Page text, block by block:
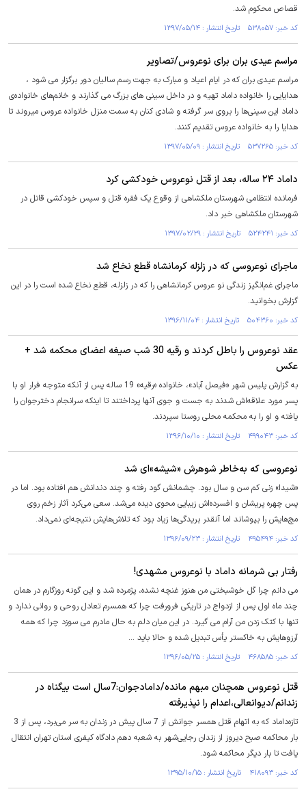
قصاص محکوم شد.
کد خبر: ۵۳۸۰۵۷ تاریخ انتشار : ۱۳۹۷/۰۵/۱۴
مراسم عیدی بران برای نوعروس/تصاویر
مراسم عیدی بران که در ایام اعیاد و مبارک به جهت رسم سالیان دور برگزار می شود ،
هدایایی را خانواده داماد تهیه و در داخل سینی های بزرگ می گذارند و خانم‌های خانواده‌ی
داماد این سینی‌ها را بروی سر گرفته و شادی کنان به سمت منزل خانواده عروس میروند تا
هدایا را به خانواده عروس تقدیم کنند.
کد خبر: ۵۳۷۲۶۵ تاریخ انتشار : ۱۳۹۷/۰۵/۰۹
داماد ۲۴ ساله، بعد از قتل نوعروس خودکشی کرد
فرمانده انتظامی شهرستان ملکشاهی از وقوع یک فقره قتل و سپس خودکشی قاتل در
شهرستان ملکشاهی خبر داد.
کد خبر: ۵۲۴۲۴۱ تاریخ انتشار : ۱۳۹۷/۰۲/۲۹
ماجرای نوعروسی که در زلزله کرمانشاه قطع نخاع شد
ماجرای غم‌انگیز زندگی نو عروس کرمانشاهی را که در زلزله، قطع نخاع شده است را در این
گزارش بخوانید.
کد خبر: ۵۰۴۳۶۰ تاریخ انتشار : ۱۳۹۶/۱۱/۰۴
عقد نوعروس را باطل کردند و رقیه 30 شب صیغه اعضای محکمه شد +
عکس
به گزارش پلیس شهر «فیصل آباد»، خانواده «رقیه» 19 ساله پس از آنکه متوجه فرار او با
پسر مورد علاقه‌اش شدند به جست و جوی آنها پرداختند تا اینکه سرانجام دخترجوان را
یافته و او را به محکمه محلی روستا سپردند.
کد خبر: ۴۹۹۰۴۳ تاریخ انتشار : ۱۳۹۶/۱۰/۱۰
نوعروسی که به‌خاطر شوهرش «شیشه»ای شد
«شیدا» زنی کم سن و سال بود. چشمانش گود رفته و چند دندانش هم افتاده بود. اما در
پس چهره پریشان و افسرده‌اش زیبایی محوی دیده می‌شد. سعی می‌کرد آثار زخم روی
مچ‌هایش را بپوشاند اما آنقدر بریدگی‌ها زیاد بود که تلاش‌هایش نتیجه‌ای نمی‌داد.
کد خبر: ۴۹۵۴۹۴ تاریخ انتشار : ۱۳۹۶/۰۹/۲۳
رفتار بی شرمانه داماد با نوعروس مشهدی!
می دانم چرا گل خوشبختی من هنوز غنچه نشده، پژمرده شد و این گونه روزگارم در همان
چند ماه اول پس از ازدواج در تاریکی فرورفت چرا که همسرم تعادل روحی و روانی ندارد و
تنها با کتک زدن من آرام می گیرد. در این میان دلم به حال مادرم می سوزد چرا که همه
آرزوهایش به خاکستر یأس تبدیل شده و حالا باید ...
کد خبر: ۴۶۸۵۸۵ تاریخ انتشار : ۱۳۹۶/۰۵/۲۵
قتل نوعروس همچنان مبهم مانده/دامادجوان:7سال است بیگناه در
زندانم/دیوانعالی،اعدام را نپذیرفته
تازه‌داماد که به اتهام قتل همسر جوانش از 7 سال پیش در زندان به سر می‌برد، پس از 3
بار محاکمه صبح دیروز از زندان رجایی‌شهر به شعبه دهم دادگاه کیفری استان تهران انتقال
یافت تا بار دیگر محاکمه شود.
کد خبر: ۴۱۸۰۹۳ تاریخ انتشار : ۱۳۹۵/۱۰/۱۵